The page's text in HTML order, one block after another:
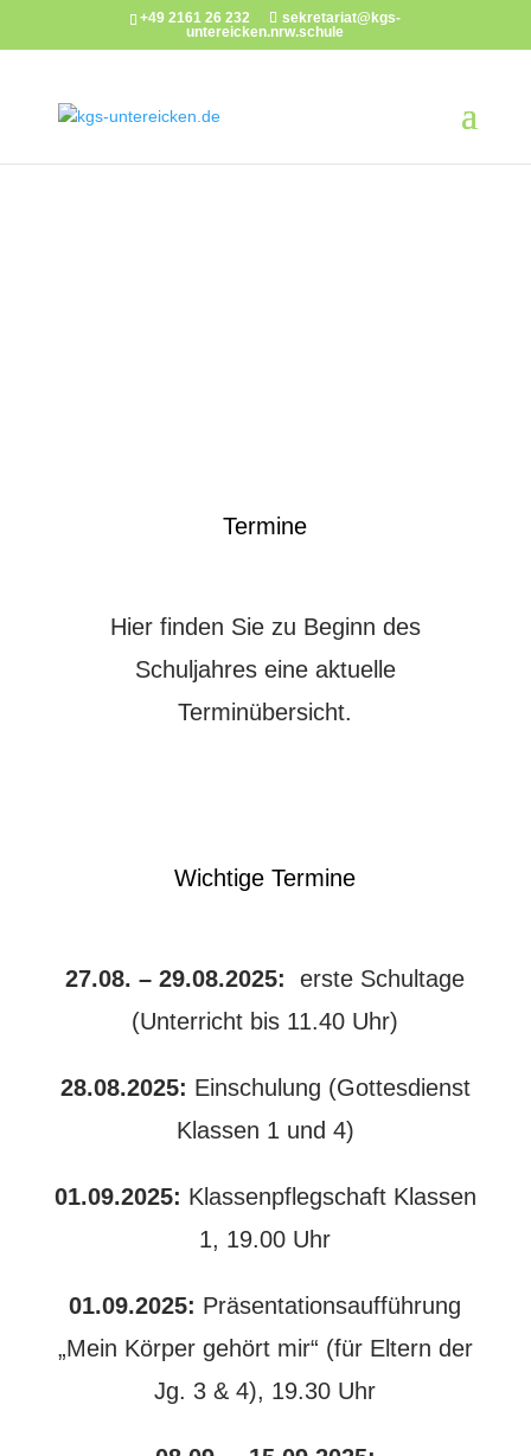
+49 2161 26 232
sekretariat@kgs-
untereicken.nrw.schule
Termine
Hier finden Sie zu Beginn des
Schuljahres eine aktuelle
Terminübersicht.
Wichtige Termine
27.08. – 29.08.2025:
erste Schultage
(Unterricht bis 11.40 Uhr)
28.08.2025: Einschulung (Gottesdienst
Klassen 1 und 4)
01.09.2025: Klassenpflegschaft Klassen
1, 19.00 Uhr
01.09.2025: Präsentationsaufführung
„Mein Körper gehört mir“ (für Eltern der
Jg. 3 & 4), 19.30 Uhr